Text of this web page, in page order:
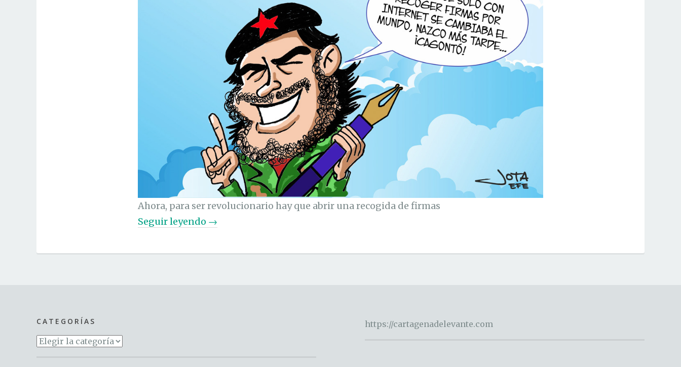
Ahora, para ser revolucionario hay que abrir una recogida de firmas
Seguir leyendo «
i
→
CATEGORÍAS
Categorías
https://cartagenadelevante.com